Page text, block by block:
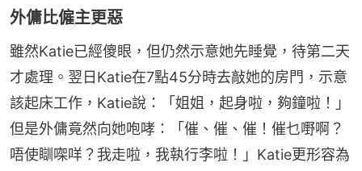
外傭比僱主更惡
雖然Katie已經傻眼，但仍然示意她先睡覺，待第二天
才處理。翌日Katie在7點45分時去敲她的房門，示意
該起床工作，Katie說：「姐姐，起身啦，夠鐘啦！」
但是外傭竟然向她咆哮：「催、催、催！催乜嘢啊？
唔使瞓㗎咩？我走啦，我執行李啦！」Katie更形容為